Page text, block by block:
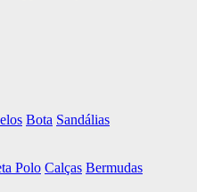
Bota Sandálias
Polo Calças Bermudas